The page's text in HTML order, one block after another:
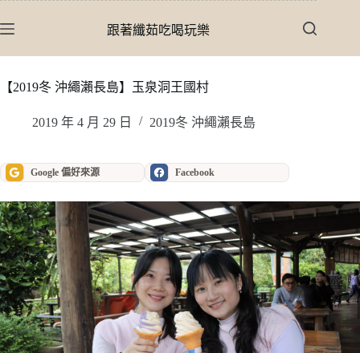
至
內
跟著纖茹吃喝玩樂
【2019冬 沖繩瀨長島】玉泉洞王國村
2019 年 4 月 29 日 2019冬 沖繩瀨長島
Google 偏好來源 Facebook